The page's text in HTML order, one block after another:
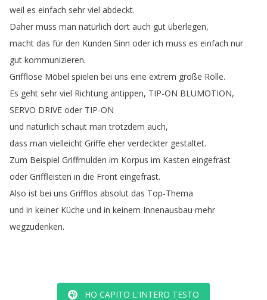
weil es einfach sehr viel abdeckt.
Daher muss man natürlich dort auch gut überlegen,
macht das für den Kunden Sinn oder ich muss es einfach nur
gut kommunizieren.
Grifflose Möbel spielen bei uns eine extrem große Rolle.
Es geht sehr viel Richtung antippen, TIP-ON BLUMOTION,
SERVO DRIVE oder TIP-ON
und natürlich schaut man trotzdem auch,
dass man vielleicht Griffe eher verdeckter gestaltet.
Zum Beispiel Griffmulden im Korpus im Kasten eingefräst
oder Griffleisten in die Front eingefräst.
Also ist bei uns Grifflos absolut das Top-Thema
und in keiner Küche und in keinem Innenausbau mehr
wegzudenken.
HO CAPITO L'INTERO TESTO